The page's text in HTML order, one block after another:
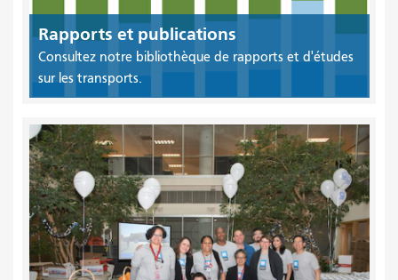
Rapports et publications
Consultez notre bibliothèque de rapports et d'études
sur les transports.